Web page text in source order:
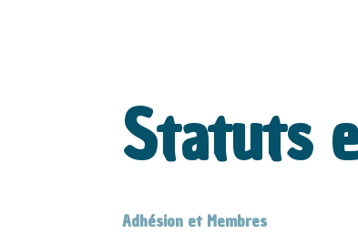
Statuts
Adhésion et Membres